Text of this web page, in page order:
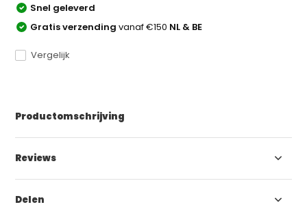
Snel geleverd
Gratis verzendingvanaf €150 NL & BE
Vergelijk
Productomschrijving
Reviews
Delen